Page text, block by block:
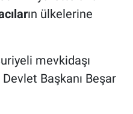
ın ülkelerine
mevkidaşı
Devlet Başkanı Beşar